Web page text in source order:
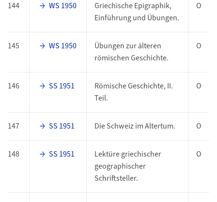
144 WS 1950
Griechische Epigraphik,
Einführung und Übungen.
O
145 WS 1950
Übungen zur älteren
römischen Geschichte.
O
146 SS 1951
Römische Geschichte, II.
Teil.
O
147 SS 1951 Die Schweiz im Altertum. O
148 SS 1951
Lektüre griechischer
geographischer
Schriftsteller.
O